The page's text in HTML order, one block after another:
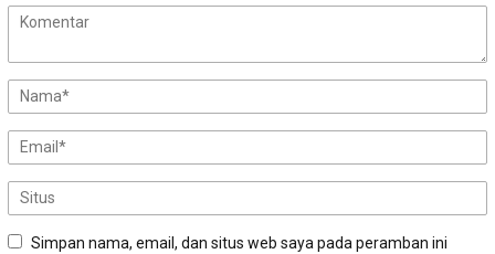
Simpan nama, email, dan situs web saya pada peramban ini